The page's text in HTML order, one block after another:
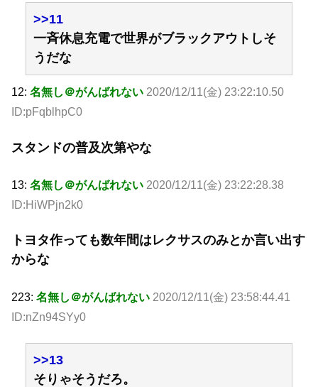
>>11
一斉休息充電で世界がブラックアウトしそ
うだな
12: 名無し＠がんばれない 2020/12/11(金) 23:22:10.50
ID:pFqblhpC0
スタンドの普及次第やな
13: 名無し＠がんばれない 2020/12/11(金) 23:22:28.38
ID:HiWPjn2k0
トヨタ作っても数年間はレクサスのみとか言い出す
からな
223: 名無し＠がんばれない 2020/12/11(金) 23:58:44.41
ID:nZn94SYy0
>>13
そりゃそうだろ。